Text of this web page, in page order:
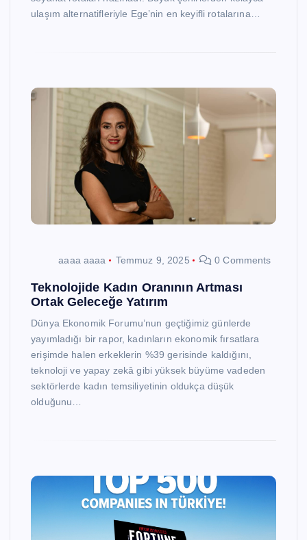
ulaşım alternatifleriyle Ege’nin en keyifli rotalarına…
aaaa aaaa Temmuz 9, 2025 0 Comments
Teknolojide Kadın Oranının Artması
Ortak Geleceğe Yatırım
Dünya Ekonomik Forumu’nun geçtiğimiz günlerde
yayımladığı bir rapor, kadınların ekonomik fırsatlara
erişimde halen erkeklerin %39 gerisinde kaldığını,
teknoloji ve yapay zekâ gibi yüksek büyüme vadeden
sektörlerde kadın temsiliyetinin oldukça düşük
olduğunu…